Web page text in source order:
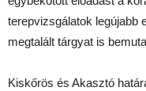
terepvizsgálatok legújabb
megtalált tárgyat is
Kiskőrös és Akasztó